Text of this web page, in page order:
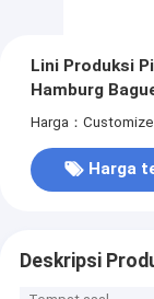
Lini Produksi
Hamburg
Harga：
Harga
Deskripsi